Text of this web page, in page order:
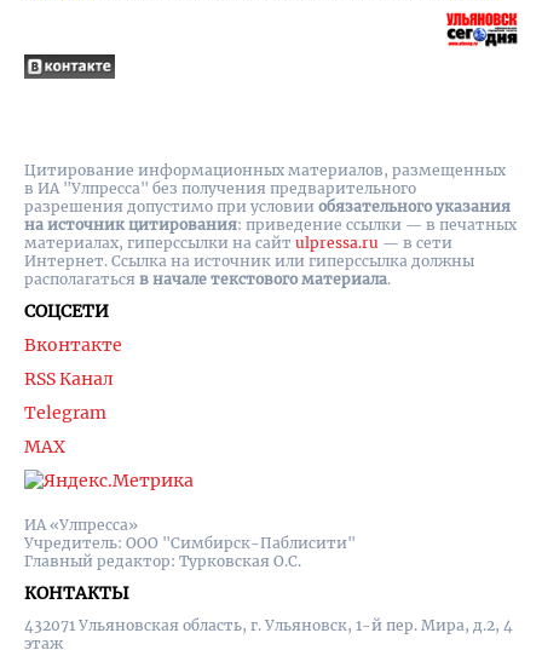
ИА «Улпресса»
Учредитель: ООО "Симбирск-Паблисити"
Главный редактор: Турковская О.С.
КОНТАКТЫ
432071 Ульяновская область, г. Ульяновск, 1-й пер. Мира, д.2, 4
этаж
СОЦСЕТИ
Вконтакте
RSS Канал
Telegram
MAX
Цитирование информационных материалов, размещенных
в ИА "Улпресса" без получения предварительного
разрешения допустимо при условии обязательного указания
на источник цитирования: приведение ссылки — в печатных
материалах, гиперссылки на cайт ulpressa.ru — в сети
Интернет. Ссылка на источник или гиперссылка должны
располагаться в начале текстового материала.